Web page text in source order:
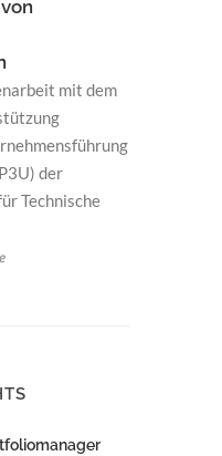
mit dem
der
Technische